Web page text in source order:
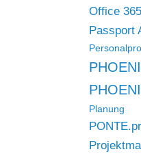
Office 365
Passport
Planung